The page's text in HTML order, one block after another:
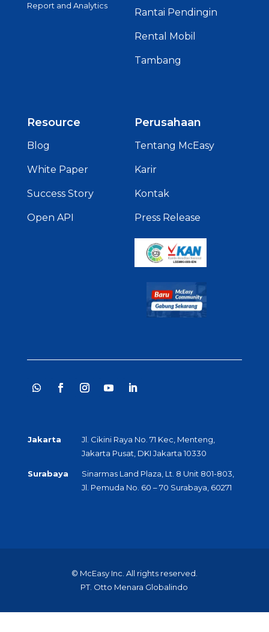
Report and Analytics
Rantai Pendingin
Rental Mobil
Tambang
Resource
Blog
White Paper
Success Story
Open API
Perusahaan
Tentang McEasy
Karir
Kontak
Press Release
Jakarta
Jl. Cikini Raya No. 71 Kec, Menteng,
Jakarta Pusat, DKI Jakarta 10330
Surabaya
Sinarmas Land Plaza, Lt. 8 Unit 801-803,
Jl. Pemuda No. 60 – 70 Surabaya, 60271
© McEasy Inc. All rights reserved.
PT. Otto Menara Globalindo